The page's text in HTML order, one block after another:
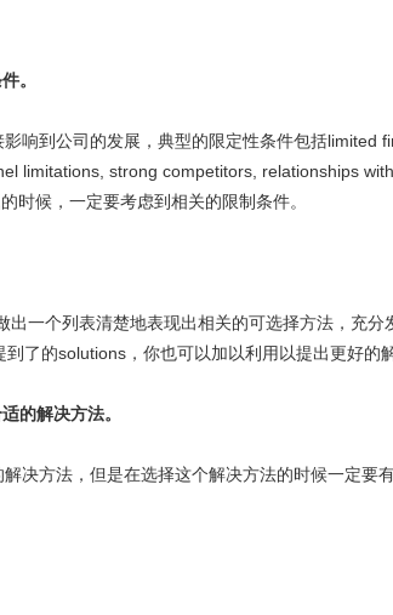
。
响到公司的发展，典型的限定性条件包括limited
limitations, strong competitors, relationships
时候，一定要考虑到相关的限制条件。
出一个列表清楚地表现出相关的可选择方法，充分
了的solutions，你也可以加以利用以提出更好的
的解决方法。
决方法，但是在选择这个解决方法的时候一定要